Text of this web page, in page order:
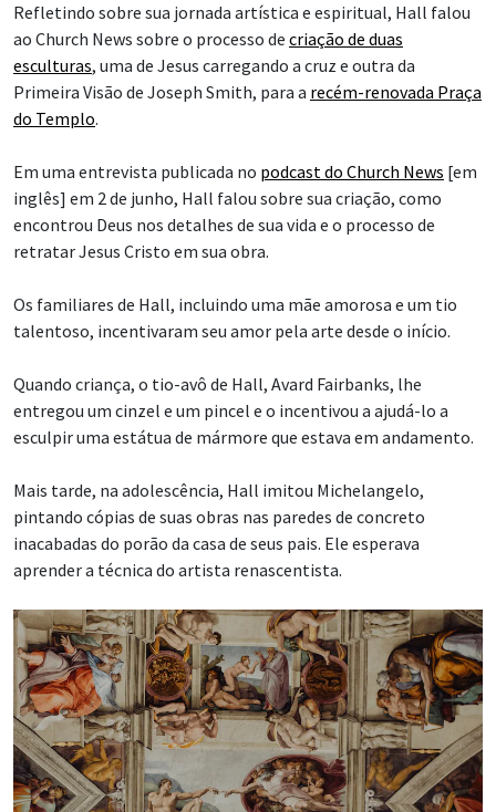
Refletindo sobre sua jornada artística e espiritual, Hall falou
ao Church News sobre o processo de criação de duas
esculturas, uma de Jesus carregando a cruz e outra da
Primeira Visão de Joseph Smith, para a recém-renovada Praça
do Templo.
Em uma entrevista publicada no podcast do Church News [em
inglês] em 2 de junho, Hall falou sobre sua criação, como
encontrou Deus nos detalhes de sua vida e o processo de
retratar Jesus Cristo em sua obra.
Os familiares de Hall, incluindo uma mãe amorosa e um tio
talentoso, incentivaram seu amor pela arte desde o início.
Quando criança, o tio-avô de Hall, Avard Fairbanks, lhe
entregou um cinzel e um pincel e o incentivou a ajudá-lo a
esculpir uma estátua de mármore que estava em andamento.
Mais tarde, na adolescência, Hall imitou Michelangelo,
pintando cópias de suas obras nas paredes de concreto
inacabadas do porão da casa de seus pais. Ele esperava
aprender a técnica do artista renascentista.